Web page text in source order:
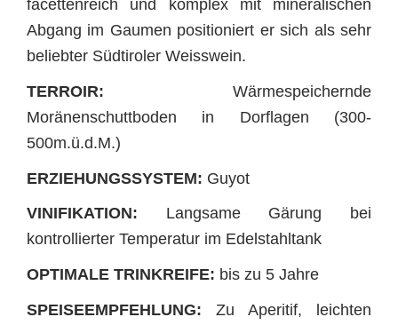
facettenreich und komplex mit mineralischen
Abgang im Gaumen positioniert er sich als sehr
beliebter Südtiroler Weisswein.
TERROIR: Wärmespeichernde
Moränenschuttboden in Dorflagen (300-
500m.ü.d.M.)
ERZIEHUNGSSYSTEM: Guyot
VINIFIKATION: Langsame Gärung bei
kontrollierter Temperatur im Edelstahltank
OPTIMALE TRINKREIFE: bis zu 5 Jahre
SPEISEEMPFEHLUNG: Zu Aperitif, leichten